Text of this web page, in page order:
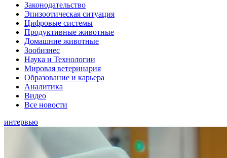
Законодательство
Эпизоотическая ситуация
Цифровые системы
Продуктивные животные
Домашние животные
Зообизнес
Наука и Технологии
Мировая ветеринария
Образование и карьера
Аналитика
Видео
Все новости
интервью